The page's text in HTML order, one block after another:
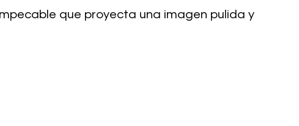
que proyecta una imagen pulida y